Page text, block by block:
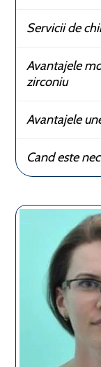
Servicii de
Avantajele
zirconiu
Avantajele
Cand este